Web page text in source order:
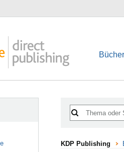
KDP Publishing